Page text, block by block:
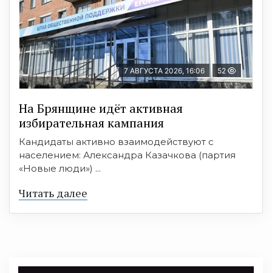
7 АВГУСТА 2026, 16:06 52
На Брянщине идёт активная
избирательная кампания
Кандидаты активно взаимодействуют с
населением: Александра Казачкова (партия
«Новые люди») ...
Читать далее